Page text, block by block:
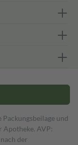
und
AVP:
der